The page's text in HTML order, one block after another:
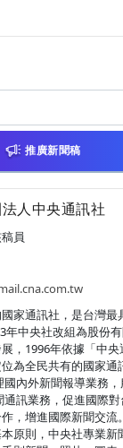
推廣新聞稿
人中央通訊社
員
家通訊社，是台灣最
年中央社改組為股份
，1996年依據「中央
為全民共有的國家通
內外新聞報導業務
訊業務，促進國際對
，增進國際新聞交流
原則，中央社專業新